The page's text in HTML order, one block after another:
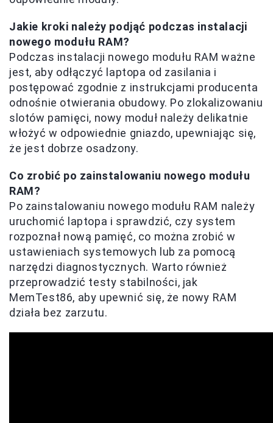
Jakie kroki należy podjąć podczas instalacji
nowego modułu RAM?
Podczas instalacji nowego modułu RAM ważne
jest, aby odłączyć laptopa od zasilania i
postępować zgodnie z instrukcjami producenta
odnośnie otwierania obudowy. Po zlokalizowaniu
slotów pamięci, nowy moduł należy delikatnie
włożyć w odpowiednie gniazdo, upewniając się,
że jest dobrze osadzony.
Co zrobić po zainstalowaniu nowego modułu
RAM?
Po zainstalowaniu nowego modułu RAM należy
uruchomić laptopa i sprawdzić, czy system
rozpoznał nową pamięć, co można zrobić w
ustawieniach systemowych lub za pomocą
narzędzi diagnostycznych. Warto również
przeprowadzić testy stabilności, jak
MemTest86, aby upewnić się, że nowy RAM
działa bez zarzutu.